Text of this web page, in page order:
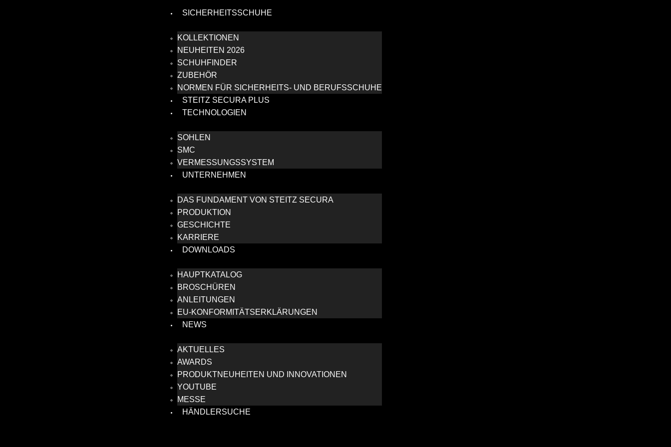
SICHERHEITSSCHUHE
KOLLEKTIONEN
NEUHEITEN 2026
SCHUHFINDER
ZUBEHÖR
NORMEN FÜR SICHERHEITS- UND BERUFSSCHUHE
STEITZ SECURA PLUS
TECHNOLOGIEN
SOHLEN
SMC
VERMESSUNGSSYSTEM
UNTERNEHMEN
DAS FUNDAMENT VON STEITZ SECURA
PRODUKTION
GESCHICHTE
KARRIERE
DOWNLOADS
HAUPTKATALOG
BROSCHÜREN
ANLEITUNGEN
EU-KONFORMITÄTSERKLÄRUNGEN
NEWS
AKTUELLES
AWARDS
PRODUKTNEUHEITEN UND INNOVATIONEN
YOUTUBE
MESSE
HÄNDLERSUCHE